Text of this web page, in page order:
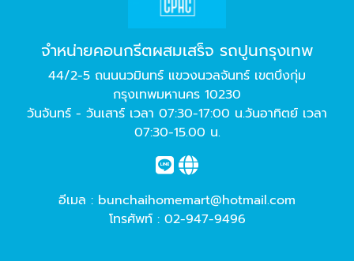
จำหน่ายคอนกรีตผสมเสร็จ รถปูนกรุงเทพ
44/2-5 ถนนนวมินทร์ แขวงนวลจันทร์ เขตบึงกุ่ม
กรุงเทพมหานคร 10230
วันจันทร์ - วันเสาร์ เวลา 07:30-17:00 น.วันอาทิตย์ เวลา
07:30-15.00 น.
อีเมล : bunchaihomemart@hotmail.com
โทรศัพท์ : 02-947-9496